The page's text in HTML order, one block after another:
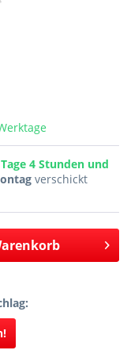
4 Stunden und
verschickt